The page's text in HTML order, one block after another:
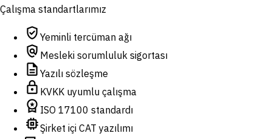
Çalışma standartlarımız
verified_user Yeminli tercüman ağı
policy Mesleki sorumluluk sigortası
description Yazılı sözleşme
lock KVKK uyumlu çalışma
workspace_premium ISO 17100 standardı
memoryŞirket içi CAT yazılımı